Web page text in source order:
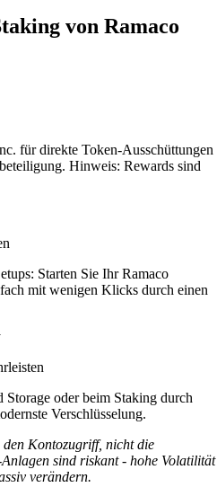
von Ramaco
für direkte Token-Ausschüttungen
Hinweis: Rewards sind
Starten Sie Ihr Ramaco
mit wenigen Klicks durch einen
Storage oder beim Staking durch
Verschlüsselung.
den Kontozugriff, nicht die
sind riskant - hohe Volatilität
verändern.